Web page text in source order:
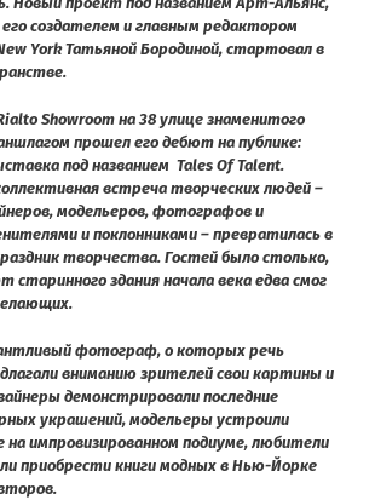
создателем и главным редактором
York Татьяной Бородиной, стартовал в
Showroom на 38 улице знаменитого
прошел его дебют на публике:
под названием Tales Of Talent.
встреча творческих людей –
модельеров, фотографов и
и поклонниками – превратилась в
творчества. Гостей было столько,
здания начала века едва смог
фотограф, о которых речь
вниманию зрителей свои картины и
демонстрировали последние
украшений, модельеры устроили
на импровизированном подиуме, любители
приобрести книги модных в Нью-Йорке